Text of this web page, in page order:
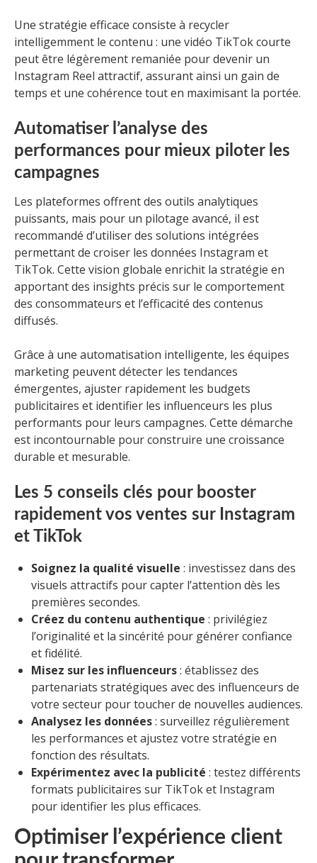
Une stratégie efficace consiste à recycler
intelligemment le contenu : une vidéo TikTok courte
peut être légèrement remaniée pour devenir un
Instagram Reel attractif, assurant ainsi un gain de
temps et une cohérence tout en maximisant la portée.
Automatiser l’analyse des
performances pour mieux piloter les
campagnes
Les plateformes offrent des outils analytiques
puissants, mais pour un pilotage avancé, il est
recommandé d’utiliser des solutions intégrées
permettant de croiser les données Instagram et
TikTok. Cette vision globale enrichit la stratégie en
apportant des insights précis sur le comportement
des consommateurs et l’efficacité des contenus
diffusés.
Grâce à une automatisation intelligente, les équipes
marketing peuvent détecter les tendances
émergentes, ajuster rapidement les budgets
publicitaires et identifier les influenceurs les plus
performants pour leurs campagnes. Cette démarche
est incontournable pour construire une croissance
durable et mesurable.
Les 5 conseils clés pour booster
rapidement vos ventes sur Instagram
et TikTok
Soignez la qualité visuelle : investissez dans des
visuels attractifs pour capter l’attention dès les
premières secondes.
Créez du contenu authentique : privilégiez
l’originalité et la sincérité pour générer confiance
et fidélité.
Misez sur les influenceurs: établissez des
partenariats stratégiques avec des influenceurs de
votre secteur pour toucher de nouvelles audiences.
Analysez les données: surveillez régulièrement
les performances et ajustez votre stratégie en
fonction des résultats.
Expérimentez avec la publicité : testez différents
formats publicitaires sur TikTok et Instagram
pour identifier les plus efficaces.
Optimiser l’expérience client